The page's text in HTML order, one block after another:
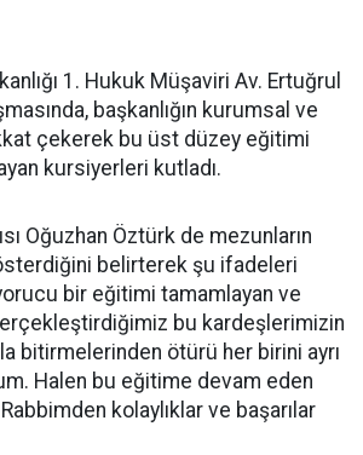
1. Hukuk Müşaviri Av. Ertuğrul
başkanlığın kurumsal ve
çekerek bu üst düzey eğitimi
kursiyerleri kutladı.
Oğuzhan Öztürk de mezunların
belirterek şu ifadeleri
bir eğitimi tamamlayan ve
bu kardeşlerimizin
bitirmelerinden ötürü her birini ayrı
Halen bu eğitime devam eden
kolaylıklar ve başarılar